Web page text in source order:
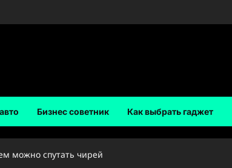
Бизнес советник Как выбрать гаджет
можно спутать чирей